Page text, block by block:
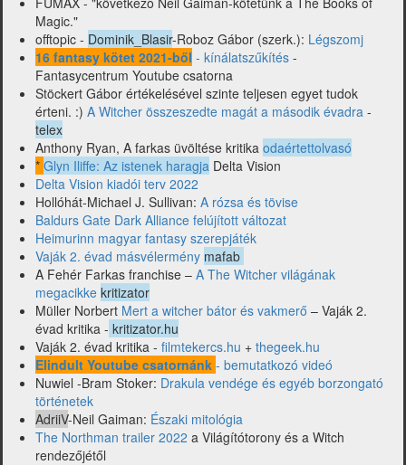
Magic."
offtopic - Dominik_Blasir-Roboz Gábor (szerk.): Légszomj
16 fantasy kötet 2021-ből - kínálatszűkítés -
Fantasycentrum Youtube csatorna
Stöckert Gábor értékelésével szinte teljesen egyet tudok
érteni. :) A Witcher összeszedte magát a második évadra -
telex
Anthony Ryan, A farkas üvöltése kritika odaértettolvasó
* Glyn Iliffe: Az istenek haragja Delta Vision
Delta Vision kiadói terv 2022
Hollóhát-Michael J. Sullivan: A rózsa és tövise
Baldurs Gate Dark Alliance felújított változat
Heimurinn magyar fantasy szerepjáték
Vaják 2. évad másvélermény mafab
A Fehér Farkas franchise – A The Witcher világának
megacikke kritizator
Müller Norbert Mert a witcher bátor és vakmerő – Vaják 2.
évad kritika - kritizator.hu
Vaják 2. évad kritika - filmtekercs.hu + thegeek.hu
Elindult Youtube csatornánk - bemutatkozó videó
Nuwiel -Bram Stoker: Drakula vendége és egyéb borzongató
történetek
AdriiV-Neil Gaiman: Északi mitológia
The Northman trailer 2022 a Világítótorony és a Witch
rendezőjétől